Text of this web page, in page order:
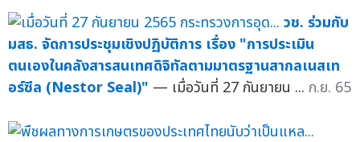
วช. ร่วมกับ
มสธ. จัดการประชุมเชิงปฏิบัติการ เรื่อง "การประเมิน
ตนเองในคลังสารสนเทศดิจิทัลตามมาตรฐานสากลเนสเท
อร์ซีล (Nestor Seal)" — เมื่อวันที่ 27 กันยายน ... ก.ย. 65